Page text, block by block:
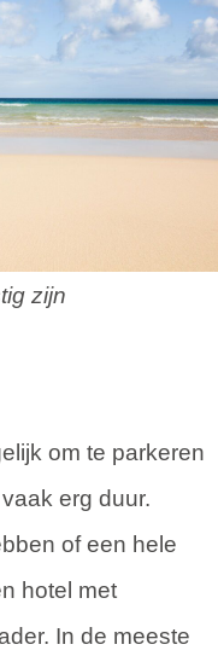
zijn
om te parkeren
erg duur.
of een hele
hotel met
In de meeste